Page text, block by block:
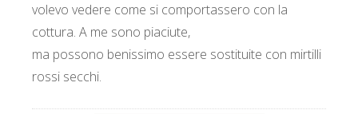
volevo vedere come si comportassero con la
cottura. A me sono piaciute,
ma possono benissimo essere sostituite con mirtilli
rossi secchi.